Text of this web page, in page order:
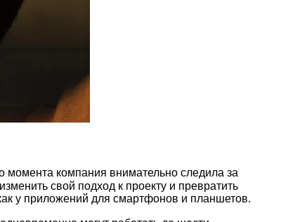
компания внимательно следила за
свой подход к проекту и превратить
у приложений для смартфонов и планшетов.